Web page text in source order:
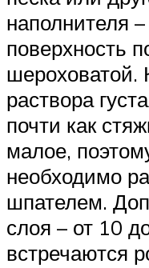
наполнителя
поверхность
шероховатой.
раствора
почти как
малое,
необходимо
шпателем.
слоя – от 10
встречаются